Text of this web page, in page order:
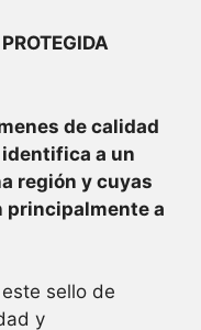
de calidad
identifica a un
región y cuyas
a
sello de
y